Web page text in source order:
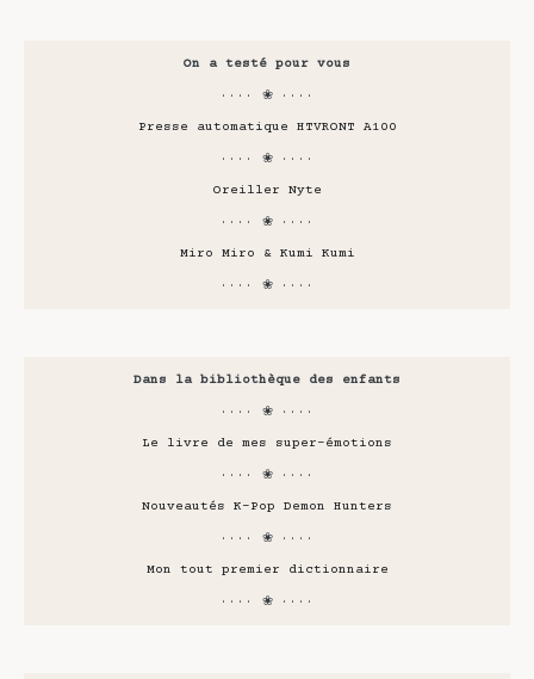
On a testé pour vous
···· ❀ ····
Presse automatique HTVRONT A100
···· ❀ ····
Oreiller Nyte
···· ❀ ····
Miro Miro & Kumi Kumi
···· ❀ ····
Dans la bibliothèque des enfants
···· ❀ ····
Le livre de mes super-émotions
···· ❀ ····
Nouveautés K-Pop Demon Hunters
···· ❀ ····
Mon tout premier dictionnaire
···· ❀ ····